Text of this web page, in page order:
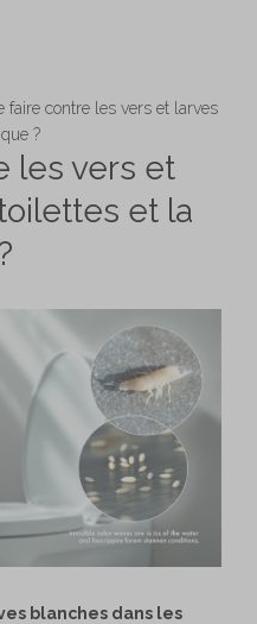
faire contre les vers et larves
?
les vers et
et la
blanches dans les